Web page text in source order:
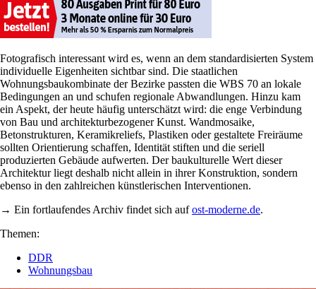
Fotografisch interessant wird es, wenn an dem standardisierten System
individuelle Eigenheiten sichtbar sind. Die staatlichen
Wohnungsbaukombinate der Bezirke passten die WBS 70 an lokale
Bedingungen an und schufen regionale Abwandlungen. Hinzu kam
ein Aspekt, der heute häufig unterschätzt wird: die enge Verbindung
von Bau und architekturbezogener Kunst. Wandmosaike,
Betonstrukturen, Keramikreliefs, Plastiken oder gestaltete Freiräume
sollten Orientierung schaffen, Identität stiften und die seriell
produzierten Gebäude aufwerten. Der baukulturelle Wert dieser
Architektur liegt deshalb nicht allein in ihrer Konstruktion, sondern
ebenso in den zahlreichen künstlerischen Interventionen.
→ Ein fortlaufendes Archiv findet sich auf­ost-moderne.de.
Themen:
DDR
Wohnungsbau